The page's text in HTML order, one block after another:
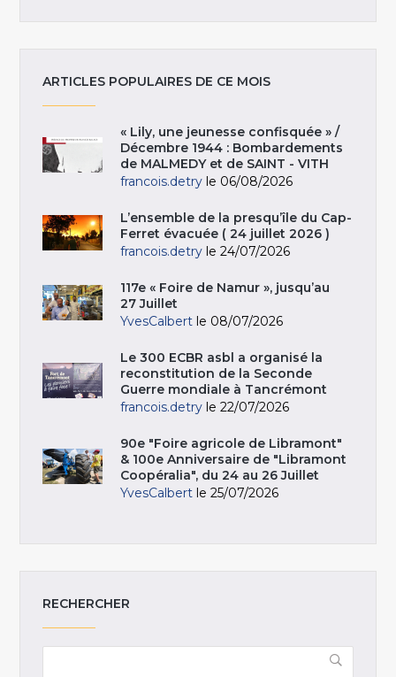
ARTICLES POPULAIRES DE CE MOIS
« Lily, une jeunesse confisquée » /
Décembre 1944 : Bombardements
de MALMEDY et de SAINT - VITH
francois.detry le 06/08/2026
L’ensemble de la presqu’île du Cap-
Ferret évacuée ( 24 juillet 2026 )
francois.detry le 24/07/2026
117e « Foire de Namur », jusqu’au
27 Juillet
YvesCalbert le 08/07/2026
Le 300 ECBR asbl a organisé la
reconstitution de la Seconde
Guerre mondiale à Tancrémont
francois.detry le 22/07/2026
90e "Foire agricole de Libramont"
& 100e Anniversaire de "Libramont
Coopéralia", du 24 au 26 Juillet
YvesCalbert le 25/07/2026
RECHERCHER